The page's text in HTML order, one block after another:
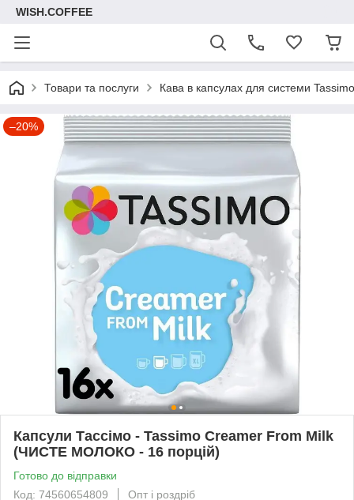
WISH.COFFEE
Товари та послуги Кава в капсулах для системи Tassimo
–20%
Капсули Тассімо - Tassimo Creamer From Milk
(ЧИСТЕ МОЛОКО - 16 порцій)
Готово до відправки
Код: 74560654809
Опт і роздріб